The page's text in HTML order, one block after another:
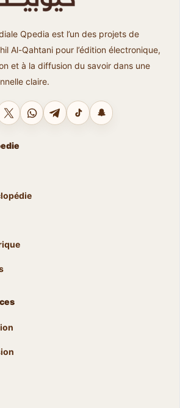
Qpedia est l’un des projets de
Al-Qahtani pour l’édition électronique,
et à la diffusion du savoir dans une
claire.
X WhatsAppTelegramTikTokSnapchat